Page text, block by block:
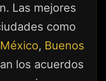
Las mejores
como
, Buenos
los acuerdos